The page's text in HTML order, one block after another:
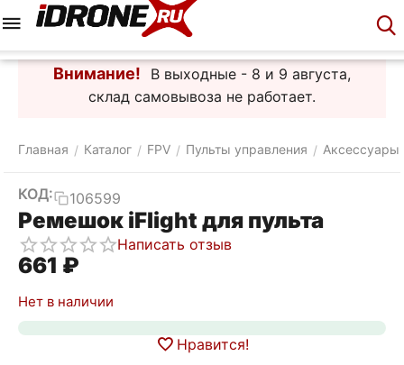
Внимание!
В выходные - 8 и 9 августа,
склад самовывоза не работает.
Главная / Каталог / FPV / Пульты управления / Аксессуары
КОД: 106599
Ремешок iFlight для пульта
Написать отзыв
‍661‍ ₽
Нет в наличии
Нравится!
Корзина